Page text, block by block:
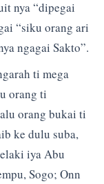
nya “dipegai
“siku orang ari
ngagai Sakto”.
ti mega
orang ti
orang bukai ti
ke dulu suba,
iya Abu
Sogo; Onn